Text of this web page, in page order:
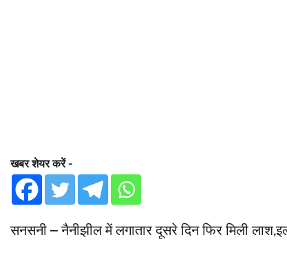
खबर शेयर करें -
सनसनी – नैनीझील में लगातार दूसरे दिन फिर मिली